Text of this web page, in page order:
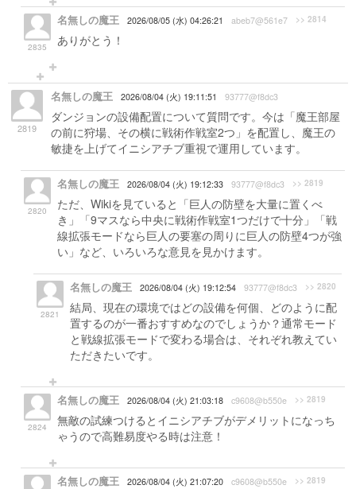
2835
名無しの魔王 2026/08/05 (水) 04:26:21 abeb7@561e7 >> 2814
ありがとう！
2819
名無しの魔王 2026/08/04 (火) 19:11:51 93777@f8dc3
ダンジョンの設備配置について質問です。今は「魔王部屋
の前に狩場、その横に戦術作戦室2つ」を配置し、魔王の
敏捷を上げてイニシアチブ重視で運用しています。
2820
名無しの魔王 2026/08/04 (火) 19:12:33 93777@f8dc3 >> 2819
ただ、Wikiを見ていると「巨人の防壁を大量に置くべ
き」「9マスなら中央に戦術作戦室1つだけで十分」「戦
線拡張モードなら巨人の要塞の周りに巨人の防壁4つが強
い」など、いろいろな意見を見かけます。
2821
名無しの魔王 2026/08/04 (火) 19:12:54 93777@f8dc3 >> 2820
結局、現在の環境ではどの設備を何個、どのように配
置するのが一番おすすめなのでしょうか？通常モード
と戦線拡張モードで変わる場合は、それぞれ教えてい
ただきたいです。
2824
名無しの魔王 2026/08/04 (火) 21:03:18 c9608@b550e >> 2819
無敵の試練つけるとイニシアチブがデメリットになっち
ゃうので高難易度やる時は注意！
名無しの魔王 2026/08/04 (火) 21:07:20 c9608@b550e >> 2819